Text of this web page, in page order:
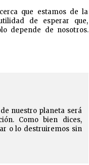
que estamos de la
de esperar que,
depende de nosotros.
nuestro planeta será
Como bien dices,
o lo destruiremos sin